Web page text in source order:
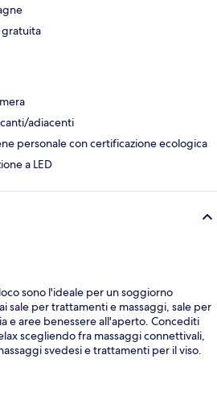
gratuita
adiacenti
personale con certificazione ecologica
a LED
sono l'ideale per un soggiorno
sale per trattamenti e massaggi, sale per
e aree benessere all'aperto. Concediti
scegliendo fra massaggi connettivali,
svedesi e trattamenti per il viso.